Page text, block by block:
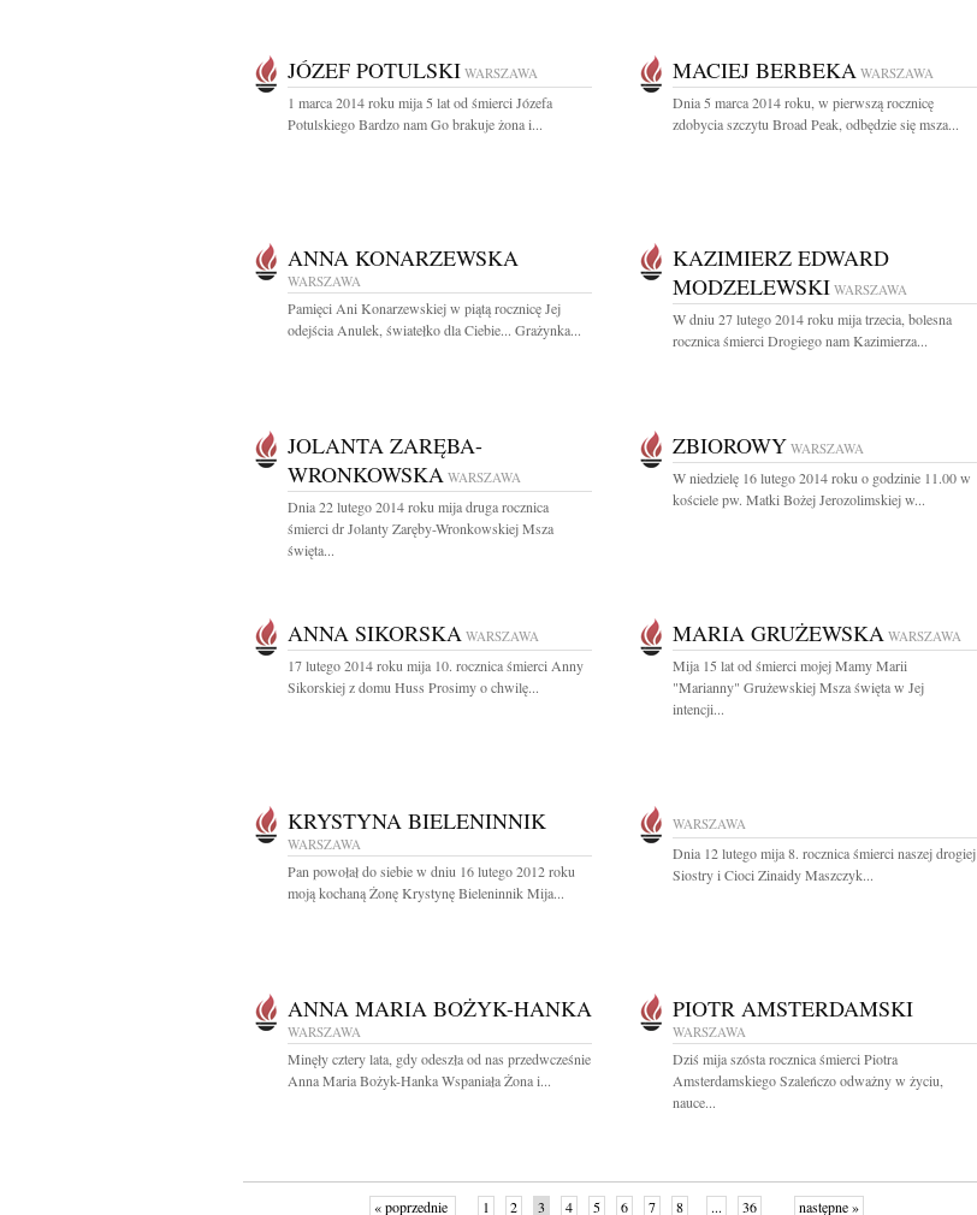
JÓZEF POTULSKI WARSZAWA
1 marca 2014 roku mija 5 lat od śmierci Józefa
Potulskiego Bardzo nam Go brakuje żona i...
MACIEJ BERBEKA WARSZAWA
Dnia 5 marca 2014 roku, w pierwszą rocznicę
zdobycia szczytu Broad Peak, odbędzie się msza...
ANNA KONARZEWSKA
WARSZAWA
Pamięci Ani Konarzewskiej w piątą rocznicę Jej
odejścia Anulek, światełko dla Ciebie... Grażynka...
KAZIMIERZ EDWARD
MODZELEWSKI WARSZAWA
W dniu 27 lutego 2014 roku mija trzecia, bolesna
rocznica śmierci Drogiego nam Kazimierza...
JOLANTA ZARĘBA-
WRONKOWSKA WARSZAWA
Dnia 22 lutego 2014 roku mija druga rocznica
śmierci dr Jolanty Zaręby-Wronkowskiej Msza
święta...
ZBIOROWY WARSZAWA
W niedzielę 16 lutego 2014 roku o godzinie 11.00 w
kościele pw. Matki Bożej Jerozolimskiej w...
ANNA SIKORSKA WARSZAWA
17 lutego 2014 roku mija 10. rocznica śmierci Anny
Sikorskiej z domu Huss Prosimy o chwilę...
MARIA GRUŻEWSKA WARSZAWA
Mija 15 lat od śmierci mojej Mamy Marii
"Marianny" Grużewskiej Msza święta w Jej
intencji...
KRYSTYNA BIELENINNIK
WARSZAWA
Pan powołał do siebie w dniu 16 lutego 2012 roku
moją kochaną Żonę Krystynę Bieleninnik Mija...
WARSZAWA
Dnia 12 lutego mija 8. rocznica śmierci naszej drogiej
Siostry i Cioci Zinaidy Maszczyk...
ANNA MARIA BOŻYK-HANKA
WARSZAWA
Minęły cztery lata, gdy odeszła od nas przedwcześnie
Anna Maria Bożyk-Hanka Wspaniała Żona i...
PIOTR AMSTERDAMSKI
WARSZAWA
Dziś mija szósta rocznica śmierci Piotra
Amsterdamskiego Szaleńczo odważny w życiu,
nauce...
« poprzednie 1 2 3 4 5 6 7 8 ... 36 następne »